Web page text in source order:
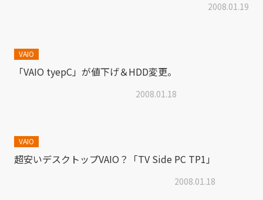
2008.01.19
VAIO
「VAIO tyepC」が値下げ＆HDD変更。
2008.01.18
VAIO
超安いデスクトップVAIO？「TV Side PC TP1」
2008.01.18